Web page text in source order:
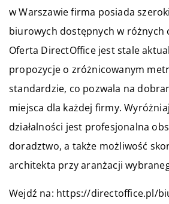
w Warszawie firma posiada
biurowych dostępnych w różnych
Oferta DirectOffice jest stale
propozycje o zróżnicowanym
standardzie, co pozwala na
miejsca dla każdej firmy.
działalności jest profesjonalna
doradztwo, a także możliwość
architekta przy aranżacji
Wejdź na: https://directoffice.pl/